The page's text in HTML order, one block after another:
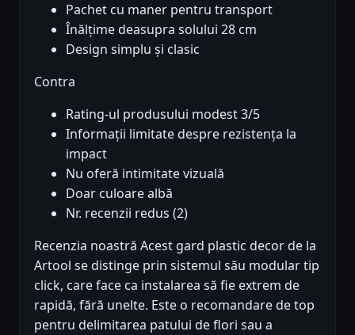
Pachet cu maner pentru transport
Înălțime deasupra solului 28 cm
Design simplu și clasic
Contra
Rating-ul produsului modest 3/5
Informații limitate despre rezistența la
impact
Nu oferă intimitate vizuală
Doar culoare albă
Nr. recenzii redus (2)
Recenzia noastră Acest gard plastic decor de la
Artool se distinge prin sistemul său modular tip
click, care face ca instalarea să fie extrem de
rapidă, fără unelte. Este o recomandare de top
pentru delimitarea patului de flori sau a